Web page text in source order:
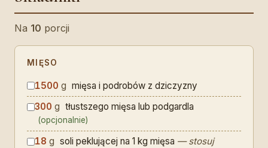
Na 10 porcji
MIĘSO
1500 g mięsa i podrobów z dziczyzny
300 g tłustszego mięsa lub podgardla
(opcjonalnie)
18 g soli peklującej na 1 kg mięsa — stosuj